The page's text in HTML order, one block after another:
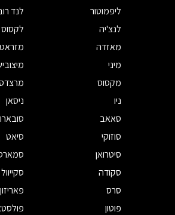
ליפמוטור
לנד
לנצ'יה
לקסוס
מאזדה
מיני
מקסוס
ניו
ניסאן
סאאב
סובארו
סוזוקי
סיאט
סיטרואן
סקודה
סקייוול
סרס
פאריזון
פוטון